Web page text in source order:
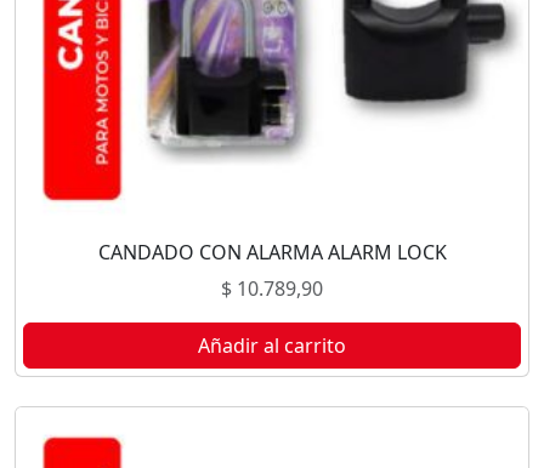
CANDADO CON ALARMA ALARM LOCK
$ 10.789,90
Añadir al carrito